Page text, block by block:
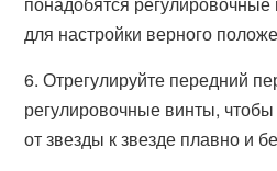
для настройки верного
6. Отрегулируйте передний
регулировочные винты,
от звезды к звезде плавно и